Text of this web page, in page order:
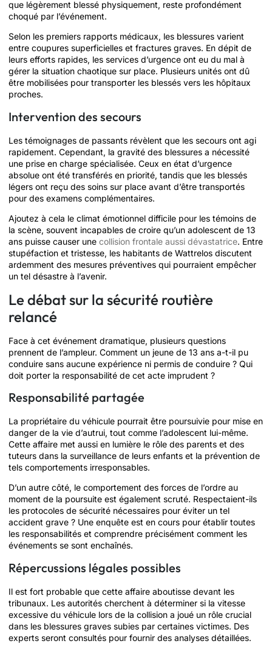
que légèrement blessé physiquement, reste profondément
choqué par l’événement.
Selon les premiers rapports médicaux, les blessures varient
entre coupures superficielles et fractures graves. En dépit de
leurs efforts rapides, les services d’urgence ont eu du mal à
gérer la situation chaotique sur place. Plusieurs unités ont dû
être mobilisées pour transporter les blessés vers les hôpitaux
proches.
Intervention des secours
Les témoignages de passants révèlent que les secours ont agi
rapidement. Cependant, la gravité des blessures a nécessité
une prise en charge spécialisée. Ceux en état d’urgence
absolue ont été transférés en priorité, tandis que les blessés
légers ont reçu des soins sur place avant d’être transportés
pour des examens complémentaires.
Ajoutez à cela le climat émotionnel difficile pour les témoins de
la scène, souvent incapables de croire qu’un adolescent de 13
ans puisse causer une collision frontale aussi dévastatrice. Entre
stupéfaction et tristesse, les habitants de Wattrelos discutent
ardemment des mesures préventives qui pourraient empêcher
un tel désastre à l’avenir.
Le débat sur la sécurité routière
relancé
Face à cet événement dramatique, plusieurs questions
prennent de l’ampleur. Comment un jeune de 13 ans a-t-il pu
conduire sans aucune expérience ni permis de conduire ? Qui
doit porter la responsabilité de cet acte imprudent ?
Responsabilité partagée
La propriétaire du véhicule pourrait être poursuivie pour mise en
danger de la vie d’autrui, tout comme l’adolescent lui-même.
Cette affaire met aussi en lumière le rôle des parents et des
tuteurs dans la surveillance de leurs enfants et la prévention de
tels comportements irresponsables.
D’un autre côté, le comportement des forces de l’ordre au
moment de la poursuite est également scruté. Respectaient-ils
les protocoles de sécurité nécessaires pour éviter un tel
accident grave ? Une enquête est en cours pour établir toutes
les responsabilités et comprendre précisément comment les
événements se sont enchaînés.
Répercussions légales possibles
Il est fort probable que cette affaire aboutisse devant les
tribunaux. Les autorités cherchent à déterminer si la vitesse
excessive du véhicule lors de la collision a joué un rôle crucial
dans les blessures graves subies par certaines victimes. Des
experts seront consultés pour fournir des analyses détaillées.